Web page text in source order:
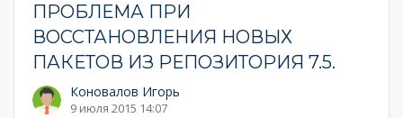
ПРОБЛЕМА ПРИ
ВОССТАНОВЛЕНИЯ НОВЫХ
ПАКЕТОВ ИЗ РЕПОЗИТОРИЯ 7.5.
Коновалов Игорь
9 июля 2015 14:07